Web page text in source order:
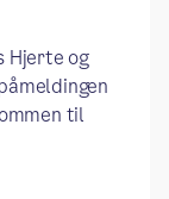
Hjerte og
til